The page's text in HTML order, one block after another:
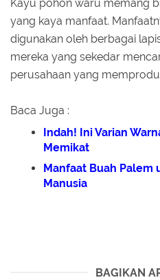
Kayu pohon waru memang
yang kaya manfaat.
digunakan oleh berbagai
mereka yang sekedar
perusahaan yang
Baca Juga :
Indah! Ini Varian
Memikat
Manfaat Buah Palem
Manusia
BAGIKAN